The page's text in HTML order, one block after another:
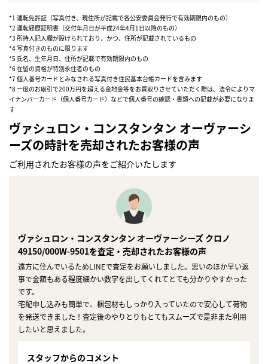
*1 運転免許証（写真付き、現住所が記載で各公安委員会発行で有効期限内のもの）
*2 運転経歴証明書（交付年月日が平成24年4月1日以降のもの）
*3 所持人記入欄が設けられており、かつ、住所が記載されているもの
*4 写真付きのものに限ります
*5 氏名、生年月日、住所が記載で有効期限内のもの
*6 在留の資格が特別永住者のもの
*7 個人番号カードとみなされる写真付き住民基本台帳カードを含みます
*8 一度のお取引で200万円を超える金地金等をお買取りさせていただく際は、法令によりマ
イナンバーカード（個人番号カード）などで個人番号の確認・書類への記載が必要になりま
す
ヴァシュロン・コンスタンタン オーヴァーシ
ーズの時計を売却されたお客様の声
ご利用されたお客様の声をご紹介いたします
ヴァシュロン・コンスタンタン オーヴァーシーズ クロノ
49150/000W-9501を査定・売却されたお客様の声
遠方に住んでいるためLINEで査定をお願いしました。思いのほか早い返
事で金額もある程度細かい数字を出してくれてとても分かりやすかった
です。
宅配申し込みも簡単で、梱包材もしっかり入っていたので安心して荷物
を発送できました！査定後のやりとりもとてもスムーズで是非また利用
したいと思えました。
スタッフからのコメント